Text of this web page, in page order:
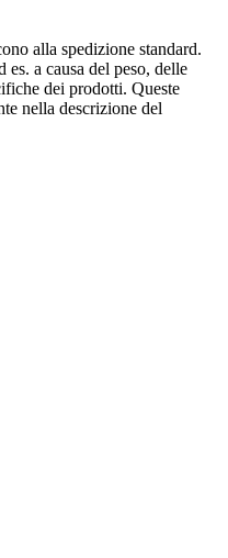
alla spedizione standard.
es. a causa del peso, delle
dei prodotti. Queste
nella descrizione del